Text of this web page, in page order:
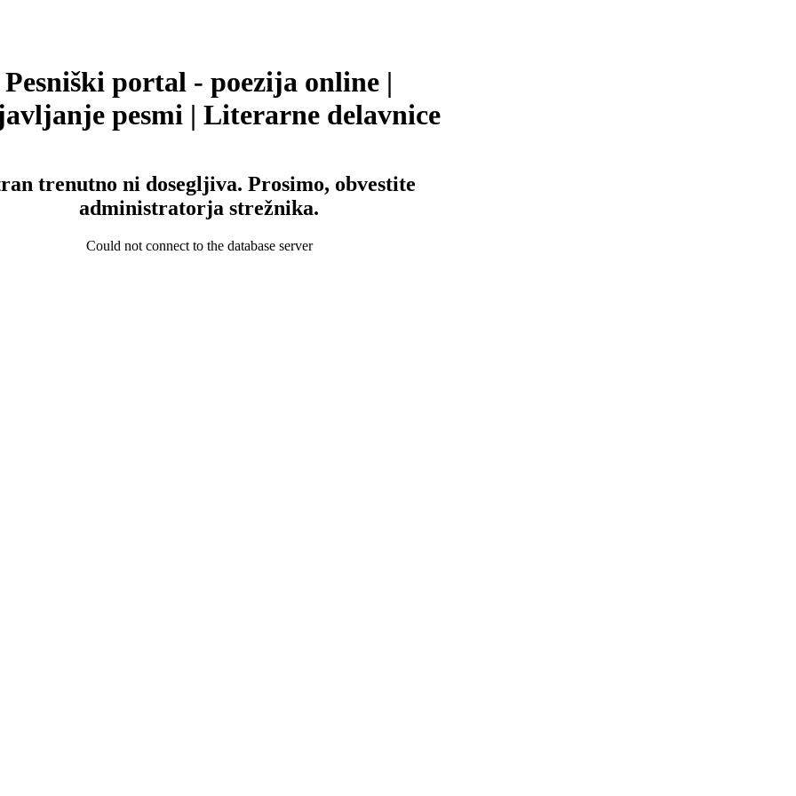
Pesniški portal - poezija online |
pesmi | Literarne delavnice
trenutno ni dosegljiva. Prosimo, obvestite
administratorja strežnika.
Could not connect to the database server